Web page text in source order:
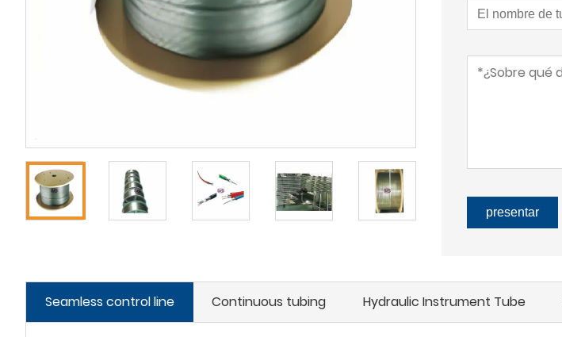
presentar
Seamless control line Continuous tubing Hydraulic Instrument Tube